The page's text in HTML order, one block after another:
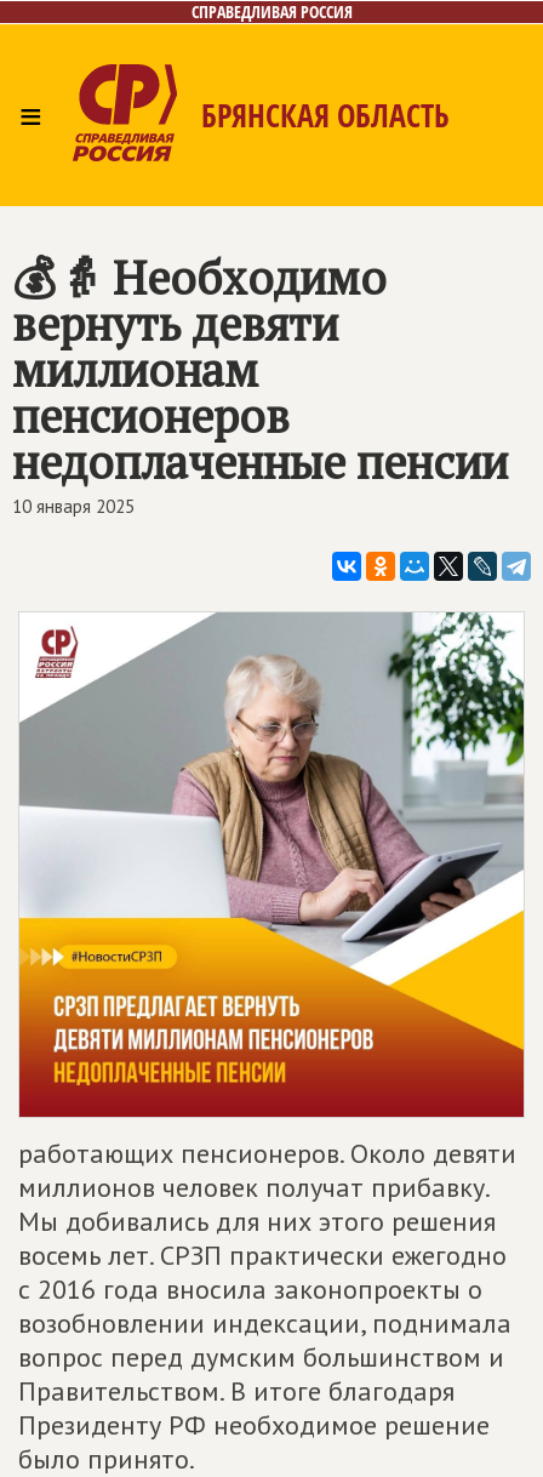
СПРАВЕДЛИВАЯ РОССИЯ
≡ БРЯНСКАЯ ОБЛАСТЬ
💰👵 Необходимо
вернуть девяти
миллионам
пенсионеров
недоплаченные пенсии
10 января 2025
работающих пенсионеров. Около девяти
миллионов человек получат прибавку.
Мы добивались для них этого решения
восемь лет. СРЗП практически ежегодно
с 2016 года вносила законопроекты о
возобновлении индексации, поднимала
вопрос перед думским большинством и
Правительством. В итоге благодаря
Президенту РФ необходимое решение
было принято.